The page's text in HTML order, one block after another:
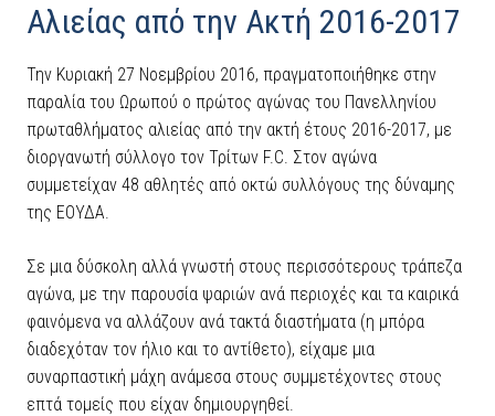
Αλιείας από την Ακτή 2016-2017
Την Κυριακή 27 Νοεμβρίου 2016, πραγματοποιήθηκε στην
παραλία του Ωρωπού ο πρώτος αγώνας του Πανελληνίου
πρωταθλήματος αλιείας από την ακτή έτους 2016-2017, με
διοργανωτή σύλλογο τον Τρίτων F.C. Στον αγώνα
συμμετείχαν 48 αθλητές από οκτώ συλλόγους της δύναμης
της ΕΟΥΔΑ.
Σε μια δύσκολη αλλά γνωστή στους περισσότερους τράπεζα
αγώνα, με την παρουσία ψαριών ανά περιοχές και τα καιρικά
φαινόμενα να αλλάζουν ανά τακτά διαστήματα (η μπόρα
διαδεχόταν τον ήλιο και το αντίθετο), είχαμε μια
συναρπαστική μάχη ανάμεσα στους συμμετέχοντες στους
επτά τομείς που είχαν δημιουργηθεί.